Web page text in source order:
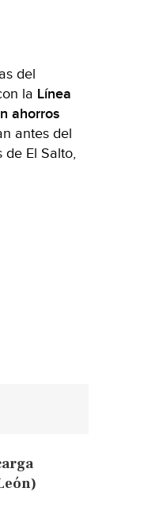
del
la Línea
ahorros
antes del
El Salto,